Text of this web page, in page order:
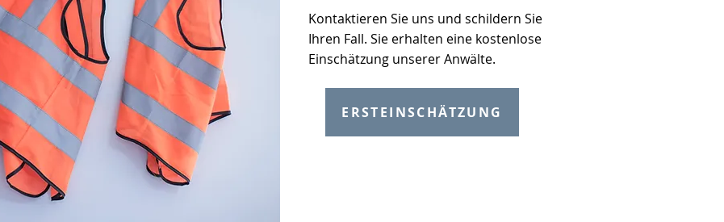
Kontaktieren Sie uns und schildern Sie
Ihren Fall. Sie erhalten eine kostenlose
Einschätzung unserer Anwälte.
ERSTEINSCHÄTZUNG